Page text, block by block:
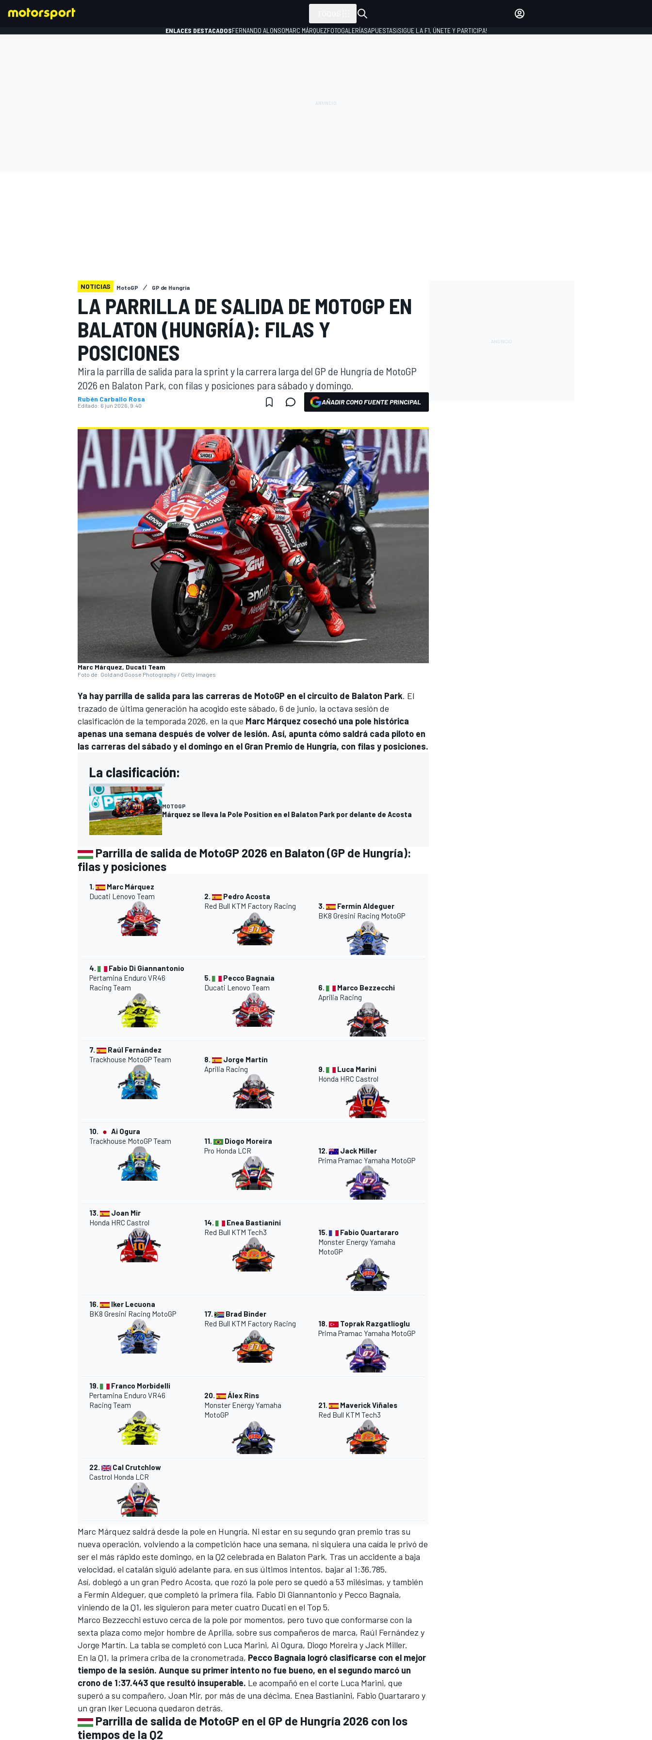
WEC FÓRMULA E
MÁS CATEGORÍAS
ENLACES DESTACADOSFERNANDO ALONSOMARC MÁRQUEZFOTOGALERÍASAPUESTAS¡SIGUE LA F1, ÚNETE Y PARTICIPA!
NOTICIAS MotoGP GP de Hungría
LA PARRILLA DE SALIDA DE MOTOGP EN
BALATON (HUNGRÍA): FILAS Y
POSICIONES
Mira la parrilla de salida para la sprint y la carrera larga del GP de Hungría de MotoGP
2026 en Balaton Park, con filas y posiciones para sábado y domingo.
Rubén Carballo Rosa
Editado: 6 jun 2026, 9:40 AÑADIR COMO FUENTE PRINCIPAL
Marc Márquez, Ducati Team
Foto de: Gold and Goose Photography / Getty Images
Ya hay parrilla de salida para las carreras de MotoGP en el circuito de Balaton Park. El
trazado de última generación ha acogido este sábado, 6 de junio, la octava sesión de
clasificación de la temporada 2026, en la que Marc Márquez cosechó una pole histórica
apenas una semana después de volver de lesión. Así, apunta cómo saldrá cada piloto en
las carreras del sábado y el domingo en el Gran Premio de Hungría, con filas y posiciones.
La clasificación:
MOTOGP
Márquez se lleva la Pole Position en el Balaton Park por delante de Acosta
Parrilla de salida de MotoGP 2026 en Balaton (GP de Hungría):
filas y posiciones
1.
Marc Márquez
Ducati Lenovo Team
2.
Pedro Acosta
Red Bull KTM Factory Racing
3.
Fermín Aldeguer
BK8 Gresini Racing MotoGP
4.
Fabio Di Giannantonio
Pertamina Enduro VR46
Racing Team
5.
Pecco Bagnaia
Ducati Lenovo Team
6.
Marco Bezzecchi
Aprilia Racing
7.
Raúl Fernández
Trackhouse MotoGP Team
8.
Jorge Martín
Aprilia Racing
9.
Luca Marini
Honda HRC Castrol
10.
Ai Ogura
Trackhouse MotoGP Team
11.
Diogo Moreira
Pro Honda LCR
12.
Jack Miller
Prima Pramac Yamaha MotoGP
13.
Joan Mir
Honda HRC Castrol
14.
Enea Bastianini
Red Bull KTM Tech3
15.
Fabio Quartararo
Monster Energy Yamaha
MotoGP
16.
Iker Lecuona
BK8 Gresini Racing MotoGP
17.
Brad Binder
Red Bull KTM Factory Racing
18.
Toprak Razgatlioglu
Prima Pramac Yamaha MotoGP
19.
Franco Morbidelli
Pertamina Enduro VR46
Racing Team
20.
Álex Rins
Monster Energy Yamaha
MotoGP
21.
Maverick Viñales
Red Bull KTM Tech3
22.
Cal Crutchlow
Castrol Honda LCR
Marc Márquez saldrá desde la pole en Hungría. Ni estar en su segundo gran premio tras su
nueva operación, volviendo a la competición hace una semana, ni siquiera una caída le privó de
ser el más rápido este domingo, en la Q2 celebrada en Balaton Park. Tras un accidente a baja
velocidad, el catalán siguió adelante para, en sus últimos intentos, bajar al 1:36.785.
Así, doblegó a un gran Pedro Acosta, que rozó la pole pero se quedó a 53 milésimas, y también
a Fermín Aldeguer, que completó la primera fila. Fabio Di Giannantonio y Pecco Bagnaia,
viniendo de la Q1, les siguieron para meter cuatro Ducati en el Top 5.
Marco Bezzecchi estuvo cerca de la pole por momentos, pero tuvo que conformarse con la
sexta plaza como mejor hombre de Aprilia, sobre sus compañeros de marca, Raúl Fernández y
Jorge Martín. La tabla se completó con Luca Marini, Ai Ogura, Diogo Moreira yJack Miller.
En la Q1, la primera criba de la cronometrada, Pecco Bagnaia logró clasificarse con el mejor
tiempo de la sesión. Aunque su primer intento no fue bueno, en el segundo marcó un
crono de 1:37.443 que resultó insuperable. Le acompañó en el corte Luca Marini, que
superó a su compañero, Joan Mir, por más de una décima. Enea Bastianini, Fabio Quartararo y
un gran Iker Lecuona quedaron detrás.
Parrilla de salida de MotoGP en el GP de Hungría 2026 con los
tiempos de la Q2